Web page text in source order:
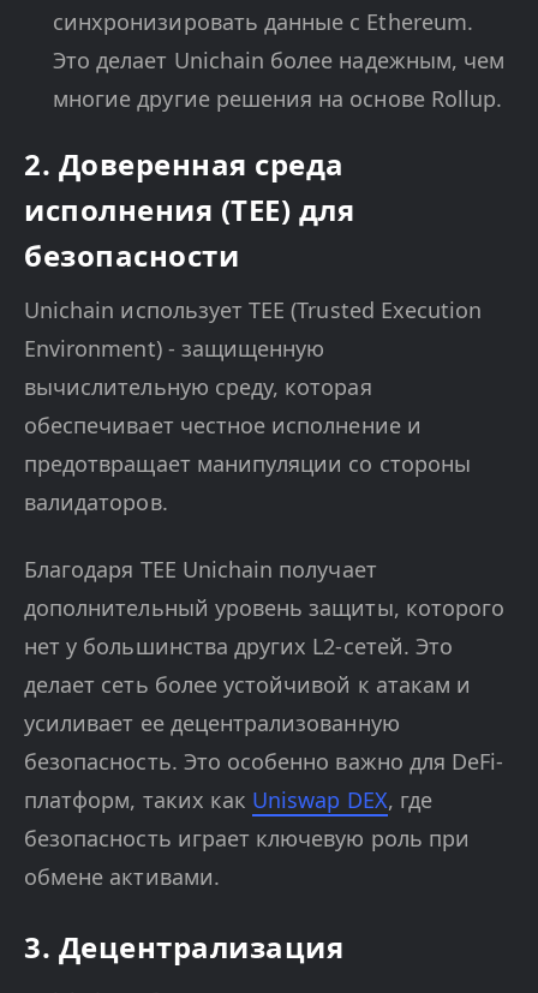
синхронизировать данные с Ethereum.
Это делает Unichain более надежным, чем
многие другие решения на основе Rollup.
2. Доверенная среда
исполнения (TEE) для
безопасности
Unichain использует TEE (Trusted Execution
Environment) - защищенную
вычислительную среду, которая
обеспечивает честное исполнение и
предотвращает манипуляции со стороны
валидаторов.
Благодаря TEE Unichain получает
дополнительный уровень защиты, которого
нет у большинства других L2-сетей. Это
делает сеть более устойчивой к атакам и
усиливает ее децентрализованную
безопасность. Это особенно важно для DeFi-
платформ, таких как Uniswap DEX, где
безопасность играет ключевую роль при
обмене активами.
3. Децентрализация